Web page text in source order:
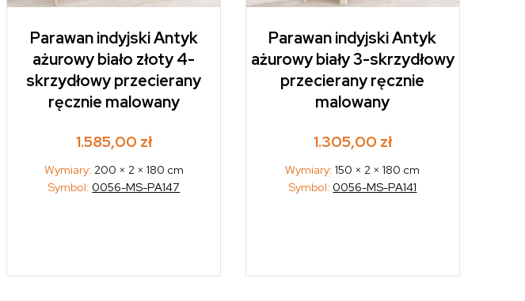
Parawan indyjski Antyk
ażurowy biało złoty 4-
skrzydłowy przecierany
ręcznie malowany
1.585,00 zł
Wymiary: 200 × 2 × 180 cm
Symbol: 0056-MS-PA147
Parawan indyjski Antyk
ażurowy biały 3-skrzydłowy
przecierany ręcznie
malowany
1.305,00 zł
Wymiary:150 × 2 × 180 cm
Symbol: 0056-MS-PA141